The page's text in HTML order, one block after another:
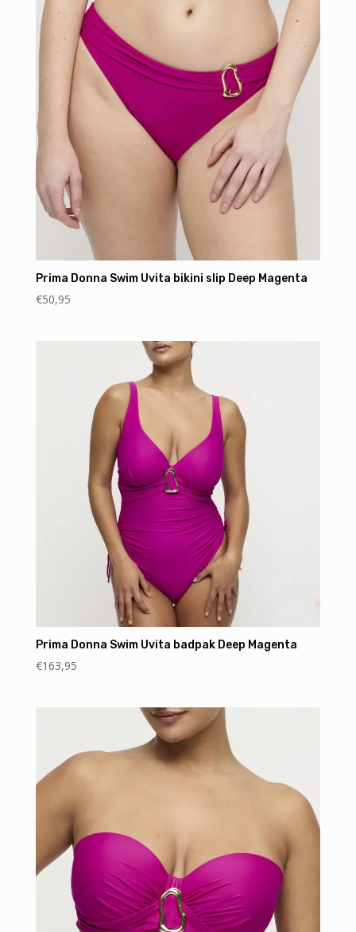
Prima Donna Swim Uvita bikini slip Deep Magenta
€50,95
Prima Donna Swim Uvita badpak Deep Magenta
€163,95